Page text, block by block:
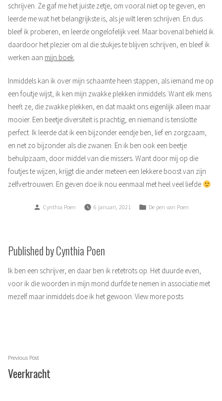
schrijven. Ze gaf me het juiste zetje, om vooral niet op te geven, en
leerde me wat het belangrijkste is, als je wilt leren schrijven. En dus
bleef ik proberen, en leerde ongelofelijk veel. Maar bovenal behield ik
daardoor het plezier om al die stukjes te blijven schrijven, en bleef ik
werken aan mijn boek
Inmiddels kan ik over mijn schaamte heen stappen, als iemand me op
een foutje wijst, ik ken mijn zwakke plekken inmiddels. Want elk mens
heeft ze, die zwakke plekken, en dat maakt ons eigenlijk alleen maar
mooier. Een beetje diversiteit is prachtig, en niemand is tenslotte
perfect. Ik leerde dat ik een bijzonder eendje ben, lief en zorgzaam,
en net zo bijzonder als die zwanen. En ik ben ook een beetje
behulpzaam, door middel van die missers. Want door mij op die
foutjes te wijzen, krijgt die ander meteen een lekkere boost van zijn
zelfvertrouwen. En geven doe ik nou eenmaal met heel veel liefde
Posted
Cynthia Poen 6 januari, 2021
Posted
De pen van Poen
Published by Cynthia Poen
Ik ben een schrijver, en daar ben ik retetrots op. Het duurde even,
voor ik die woorden in mijn mond durfde te nemen in associatie met
mezelf maar inmiddels doe ik het gewoon. View more posts
Berichtnavigatie
Previous PostPrevious
post:
Veerkracht